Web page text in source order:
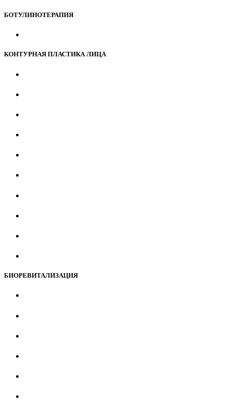
БОТУЛИНОТЕРАПИЯ
КОНТУРНАЯ ПЛАСТИКА ЛИЦА
БИОРЕВИТАЛИЗАЦИЯ